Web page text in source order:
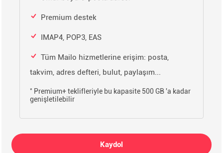
Premium destek
IMAP4, POP3, EAS
Tüm Mailo hizmetlerine erişim: posta,
takvim, adres defteri, bulut, paylaşım...
* Premium+ teklifleriyle bu kapasite 500 GB 'a kadar
genişletilebilir
Kaydol